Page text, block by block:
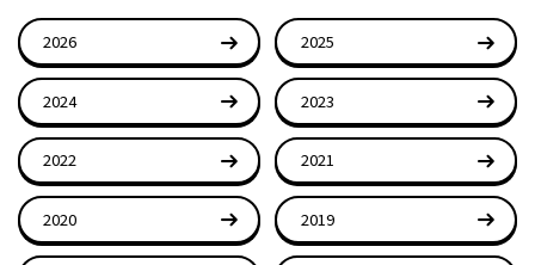
2026 2025
2024 2023
2022 2021
2020 2019